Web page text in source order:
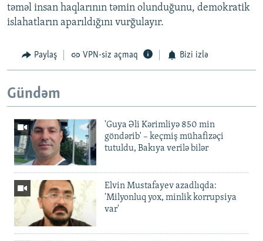
təməl insan haqlarının təmin olunduğunu, demokratik
islahatların aparıldığını vurğulayır.
Paylaş VPN-siz açmaq Bizi izlə
Gündəm
'Guya Əli Kərimliyə 850 min
göndərib' – keçmiş mühafizəçi
tutuldu, Bakıya verilə bilər
Elvin Mustafayev azadlıqda:
'Milyonluq yox, minlik korrupsiya
var'